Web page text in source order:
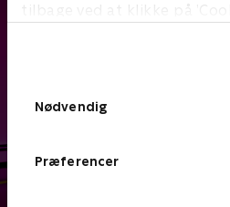
tilbage ved at klikke på
Nødvendig
Præferencer